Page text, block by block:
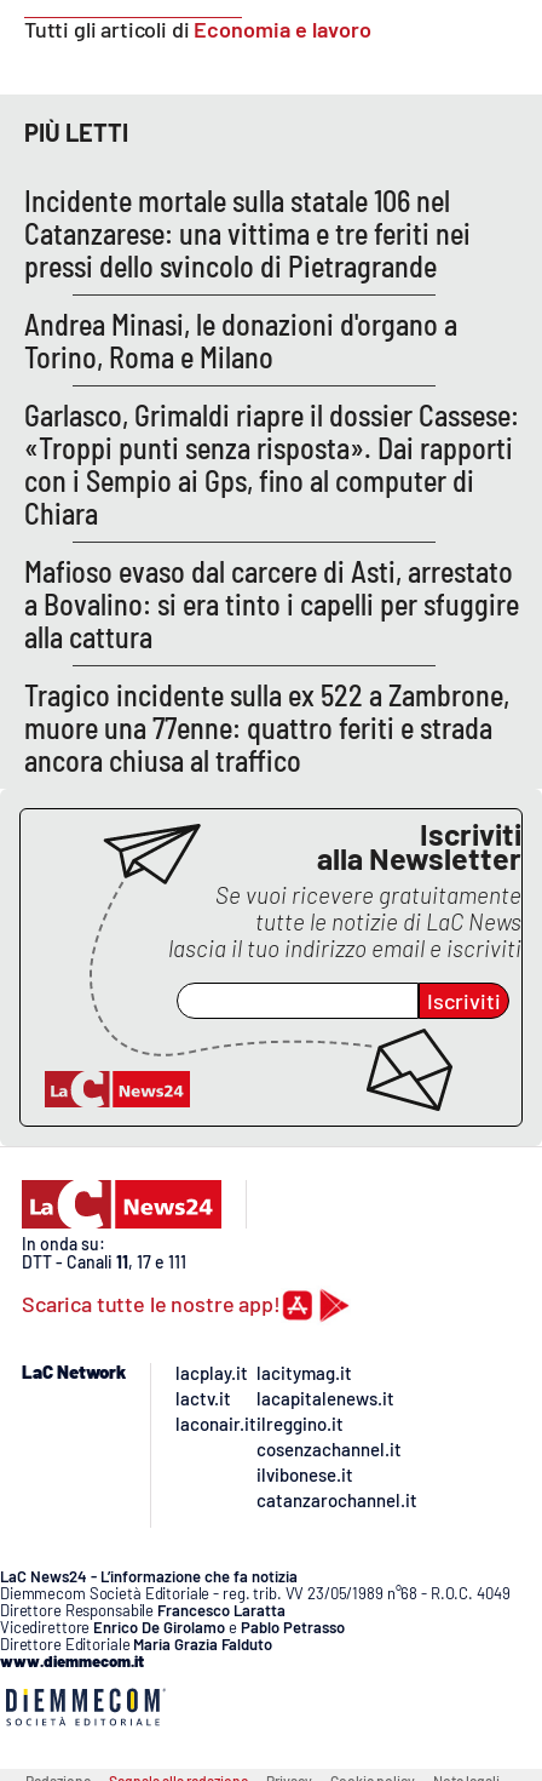
Lactv.it
Laconair.it
Lacitymag.it
Lacapitalenews.it
Ilreggino.it
Cosenzachannel.it
Ilvibonese.it
Catanzarochannel.it
APP
Tutti gli articoli di Economia e lavoro
PIÙ LETTI
Incidente mortale sulla statale 106 nel
Catanzarese: una vittima e tre feriti nei
pressi dello svincolo di Pietragrande
Andrea Minasi, le donazioni d'organo a
Torino, Roma e Milano
Garlasco, Grimaldi riapre il dossier Cassese:
«Troppi punti senza risposta». Dai rapporti
con i Sempio ai Gps, fino al computer di
Chiara
Mafioso evaso dal carcere di Asti, arrestato
a Bovalino: si era tinto i capelli per sfuggire
alla cattura
Tragico incidente sulla ex 522 a Zambrone,
muore una 77enne: quattro feriti e strada
ancora chiusa al traffico
Iscriviti
alla Newsletter
Se vuoi ricevere gratuitamente
tutte le notizie di LaC News
lascia il tuo indirizzo email e iscriviti
Iscriviti
In onda su:
DTT - Canali 11, 17 e 111
Scarica tutte le nostre app!
LaC Network
lacplay.it
lactv.it
laconair.it
lacitymag.it
lacapitalenews.it
ilreggino.it
cosenzachannel.it
ilvibonese.it
catanzarochannel.it
LaC News24 - L’informazione che fa notizia
Diemmecom Società Editoriale - reg. trib. VV 23/05/1989 n°68 - R.O.C. 4049
Direttore Responsabile Francesco Laratta
Vicedirettore Enrico De GirolamoePablo Petrasso
Direttore Editoriale Maria Grazia Falduto
www.diemmecom.it